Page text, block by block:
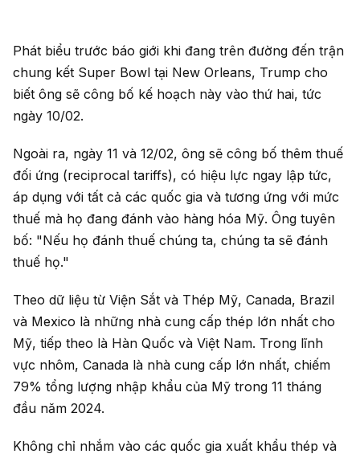
Phát biểu trước báo giới khi đang trên đường đến trận
chung kết Super Bowl tại New Orleans, Trump cho
biết ông sẽ công bố kế hoạch này vào thứ hai, tức
ngày 10/02.
Ngoài ra, ngày 11 và 12/02, ông sẽ công bố thêm thuế
đối ứng (reciprocal tariffs), có hiệu lực ngay lập tức,
áp dụng với tất cả các quốc gia và tương ứng với mức
thuế mà họ đang đánh vào hàng hóa Mỹ. Ông tuyên
bố: "Nếu họ đánh thuế chúng ta, chúng ta sẽ đánh
thuế họ."
Theo dữ liệu từ Viện Sắt và Thép Mỹ, Canada, Brazil
và Mexico là những nhà cung cấp thép lớn nhất cho
Mỹ, tiếp theo là Hàn Quốc và Việt Nam. Trong lĩnh
vực nhôm, Canada là nhà cung cấp lớn nhất, chiếm
79% tổng lượng nhập khẩu của Mỹ trong 11 tháng
đầu năm 2024.
Không chỉ nhắm vào các quốc gia xuất khẩu thép và